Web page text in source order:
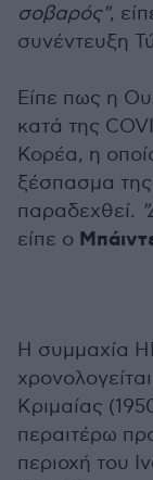
σοβαρός",
συνέντευξη
Είπε πως η
κατά της
Κορέα, η
ξέσπασμα της
παραδεχθεί.
είπε ο
Η συμμαχία
Κριμαίας
περαιτέρω
περιοχή του